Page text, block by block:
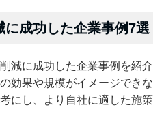
に成功した企業事例7選
減に成功した企業事例を紹介
効果や規模がイメージできな
にし、より自社に適した施策